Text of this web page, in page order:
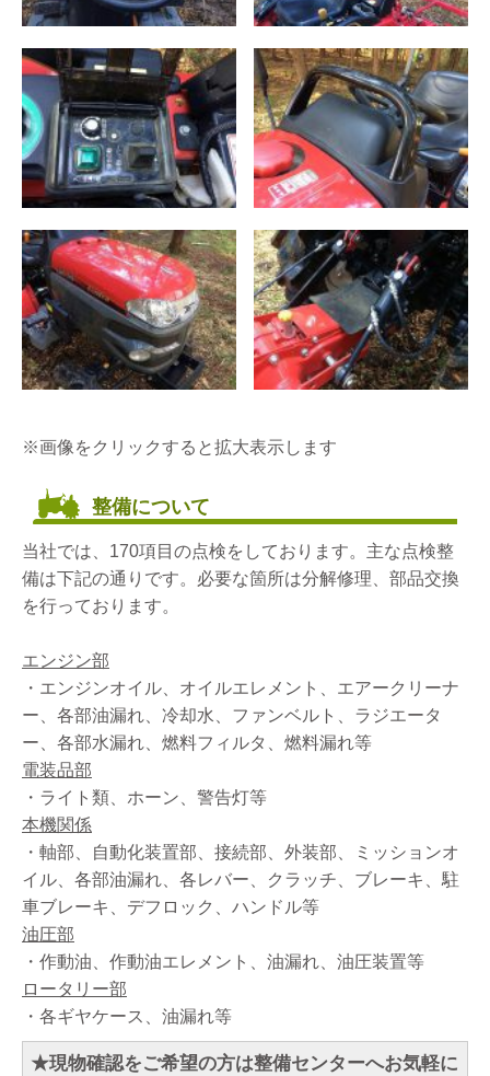
※画像をクリックすると拡大表示します
整備について
当社では、170項目の点検をしております。主な点検整
備は下記の通りです。必要な箇所は分解修理、部品交換
を行っております。
エンジン部
・エンジンオイル、オイルエレメント、エアークリーナ
ー、各部油漏れ、冷却水、ファンベルト、ラジエータ
ー、各部水漏れ、燃料フィルタ、燃料漏れ等
電装品部
・ライト類、ホーン、警告灯等
本機関係
・軸部、自動化装置部、接続部、外装部、ミッションオ
イル、各部油漏れ、各レバー、クラッチ、ブレーキ、駐
車ブレーキ、デフロック、ハンドル等
油圧部
・作動油、作動油エレメント、油漏れ、油圧装置等
ロータリー部
・各ギヤケース、油漏れ等
★現物確認をご希望の方は整備センターへお気軽に